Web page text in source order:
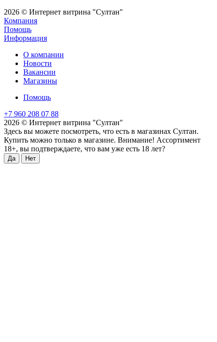
2026 © Интернет витрина "Султан"
Компания
Помощь
Информация
О компании
Новости
Вакансии
Магазины
Помощь
+7 960 208 07 88
2026 © Интернет витрина "Султан"
Здесь вы можете посмотреть, что есть в магазинах Султан.
Купить можно только в магазине. Внимание! Ассортимент
18+, вы подтверждаете, что вам уже есть 18 лет?